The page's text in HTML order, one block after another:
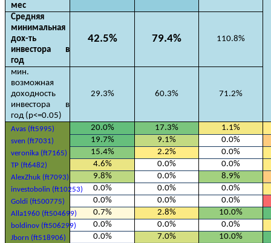
мес
Средняя
минимальная
дох-ть
инвестора в
год
42.5% 79.4% 110.8%
мин.
возможная
доходность
инвестора в
год (p<=0.05)
29.3% 60.3% 71.2%
Avas (ft5995) 20.0% 17.3% 1.1%
sven (ft7031) 19.7% 9.1% 0.0%
veronika (ft7165) 15.4% 2.2% 0.0%
TP (ft6482) 4.6% 0.0% 0.0%
AlexZhuk (ft7093) 9.8% 0.0% 8.9%
investobolin (ft10253) 0.0% 0.0% 0.0%
Goldi (ft500775) 0.0% 0.0% 0.0%
Alla1960 (ft504699) 0.7% 2.8% 10.0%
boldinov (ft506299) 0.0% 0.0% 0.0%
Jborn (ft518906) 0.0% 7.0% 10.0%